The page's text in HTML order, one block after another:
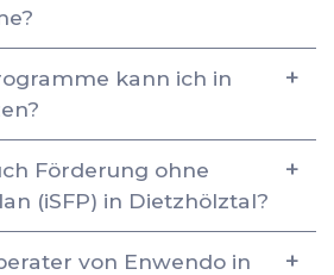
kann ich in
Förderung ohne
(iSFP) in Dietzhölztal?
von Enwendo in